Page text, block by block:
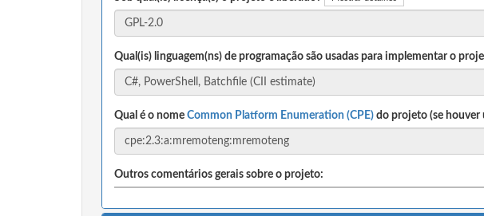
Qual(is) linguagem(ns) de programação são usadas para implementar o
Qual é o nome Common Platform Enumeration (CPE) do projeto (se houver
Outros comentários gerais sobre o projeto: